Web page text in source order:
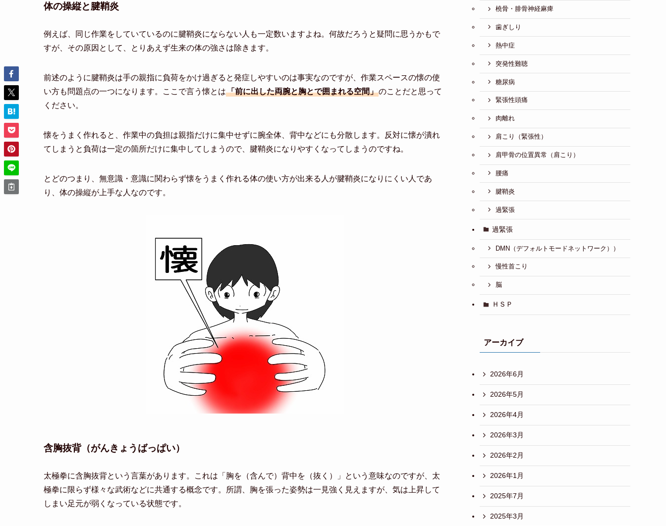
体の操縦と腱鞘炎
例えば、同じ作業をしていているのに腱鞘炎にならない人も一定数いますよね。何故だろうと疑問に思うかもで
すが、その原因として、とりあえず生来の体の強さは除きます。
前述のように腱鞘炎は手の親指に負荷をかけ過ぎると発症しやすいのは事実なのですが、作業スペースの懐の使
い方も問題点の一つになります。ここで言う懐とは「前に出した両腕と胸とで囲まれる空間」のことだと思って
ください。
懐をうまく作れると、作業中の負担は親指だけに集中せずに腕全体、背中などにも分散します。反対に懐が潰れ
てしまうと負荷は一定の箇所だけに集中してしまうので、腱鞘炎になりやすくなってしまうのですね。
とどのつまり、無意識・意識に関わらず懐をうまく作れる体の使い方が出来る人が腱鞘炎になりにくい人であ
り、体の操縦が上手な人なのです。
含胸抜背（がんきょうばっぱい）
太極拳に含胸抜背という言葉があります。これは「胸を（含んで）背中を（抜く）」という意味なのですが、太
極拳に限らず様々な武術などに共通する概念です。所謂、胸を張った姿勢は一見強く見えますが、気は上昇して
しまい足元が弱くなっている状態です。
橈骨・腓骨神経麻痺
歯ぎしり
熱中症
突発性難聴
糖尿病
緊張性頭痛
肉離れ
肩こり（緊張性）
肩甲骨の位置異常（肩こり）
腰痛
腱鞘炎
過緊張
過緊張
DMN（デフォルトモードネットワーク））
慢性首こり
脳
ＨＳＰ
アーカイブ
2026年6月
2026年5月
2026年4月
2026年3月
2026年2月
2026年1月
2025年7月
2025年3月